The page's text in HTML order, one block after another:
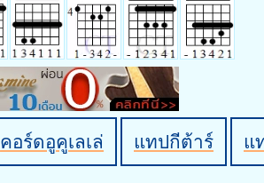
คอร์ดอูคูเลเล่ แทปกีต้าร์ แ